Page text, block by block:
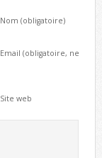
Nom (obligatoire)
Email (obligatoire, ne
Site web